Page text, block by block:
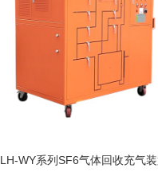
LH-WY系列SF6气体回收充气